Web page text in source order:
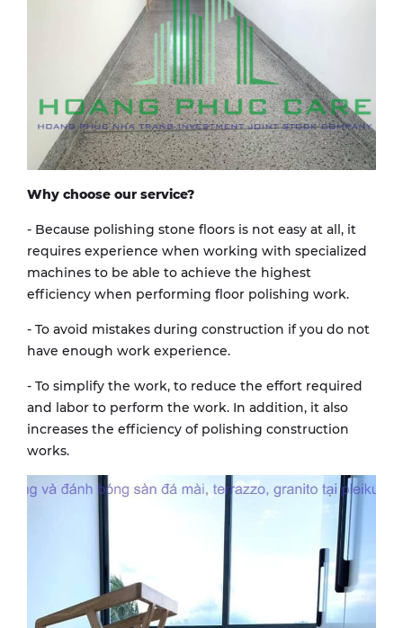
Why choose our service?
- Because polishing stone floors is not easy at all, it
requires experience when working with specialized
machines to be able to achieve the highest
efficiency when performing floor polishing work.
- To avoid mistakes during construction if you do not
have enough work experience.
- To simplify the work, to reduce the effort required
and labor to perform the work. In addition, it also
increases the efficiency of polishing construction
works.